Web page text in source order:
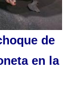
de
en la